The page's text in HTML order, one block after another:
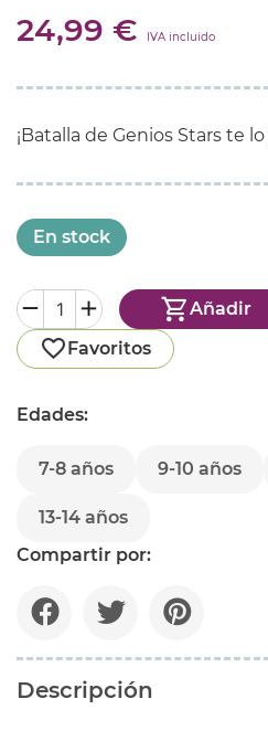
24,99 € IVA incluido
¡Batalla de Genios Stars te
En stock
Añadir
Favoritos
Edades:
7-8 años 9-10 años
13-14 años
Compartir por:
Descripción